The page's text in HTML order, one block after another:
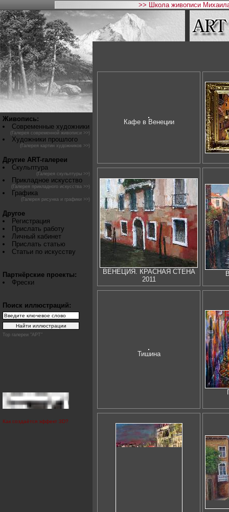
>> Школа живописи
Живопись:
Современные художники
(Галерея современной живописи >>)
Художники прошлого
(Галерея картин художников >>)
Другие ART-галереи
Скульптура
(Галерея скульптуры >>)
Прикладное искусство
(Галерея прикладного искусства >>)
Графика
(Галерея рисунка и графики >>)
Другое
Регистрация
Прислать работу
Личный кабинет
Прислать статью
Статьи по искусству
Партнёрские проекты:
Фрески
Поиск иллюстраций:
Top галереи "АРТ"
Как создаётся эффект 3D?
Кафе в Венеции
ВЕНЕЦИЯ. КРАСНАЯ СТЕНА
2011
Тишина